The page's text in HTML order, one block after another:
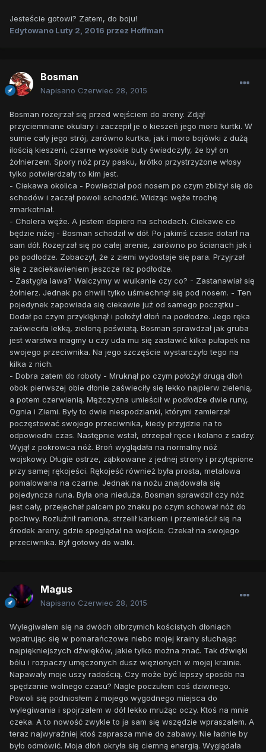
Jesteście gotowi? Zatem, do boju!
Edytowano Luty 2, 2016 przez Hoffman
Bosman
Napisano Czerwiec 28, 2015
Bosman rozejrzał się przed wejściem do areny. Zdjął
przyciemniane okulary i zaczepił je o kieszeń jego moro kurtki. W
sumie cały jego strój, zarówno kurtka, jak i moro bojówki z dużą
ilością kieszeni, czarne wysokie buty świadczyły, że był on
żołnierzem. Spory nóż przy pasku, krótko przystrzyżone włosy
tylko potwierdzały to kim jest.
- Ciekawa okolica - Powiedział pod nosem po czym zbliżył się do
schodów i zaczął powoli schodzić. Widząc węże trochę
zmarkotniał.
- Cholera węże. A jestem dopiero na schodach. Ciekawe co
będzie niżej - Bosman schodził w dół. Po jakimś czasie dotarł na
sam dół. Rozejrzał się po całej arenie, zarówno po ścianach jak i
po podłodze. Zobaczył, że z ziemi wydostaje się para. Przyjrzał
się z zaciekawieniem jeszcze raz podłodze.
- Zastygła lawa? Walczymy w wulkanie czy co? - Zastanawiał się
żołnierz. Jednak po chwili tylko uśmiechnął się pod nosem. - Ten
pojedynek zapowiada się ciekawie już od samego początku -
Dodał po czym przyklęknął i położył dłoń na podłodze. Jego ręka
zaświeciła lekką, zieloną poświatą. Bosman sprawdzał jak gruba
jest warstwa magmy u czy uda mu się zastawić kilka pułapek na
swojego przeciwnika. Na jego szczęście wystarczyło tego na
kilka z nich.
- Dobra zatem do roboty - Mruknął po czym położył drugą dłoń
obok pierwszej obie dłonie zaświeciły się lekko najpierw zielenią,
a potem czerwienią. Mężczyzna umieścił w podłodze dwie runy,
Ognia i Ziemi. Były to dwie niespodzianki, którymi zamierzał
poczęstować swojego przeciwnika, kiedy przyjdzie na to
odpowiedni czas. Następnie wstał, otrzepał ręce i kolano z sadzy.
Wyjął z pokrowca nóż. Broń wyglądała na normalny nóż
wojskowy. Długie ostrze, ząbkowane z jednej strony i przytępione
przy samej rękojeści. Rękojeść również była prosta, metalowa
pomalowana na czarne. Jednak na nożu znajdowała się
pojedyncza runa. Była ona nieduża. Bosman sprawdził czy nóż
jest cały, przejechał palcem po znaku po czym schował nóż do
pochwy. Rozluźnił ramiona, strzelił karkiem i przemieścił się na
środek areny, gdzie spoglądał na wejście. Czekał na swojego
przeciwnika. Był gotowy do walki.
Magus
Napisano Czerwiec 28, 2015
Wylegiwałem się na dwóch olbrzymich kościstych dłoniach
wpatrując się w pomarańczowe niebo mojej krainy słuchając
najpiękniejszych dźwięków, jakie tylko można znać. Tak dźwięki
bólu i rozpaczy umęczonych dusz więzionych w mojej krainie.
Napawały moje uszy radością. Czy może być lepszy sposób na
spędzanie wolnego czasu? Nagle poczułem coś dziwnego.
Powoli się podniosłem z mojego wygodnego miejsca do
wylegiwania i spojrzałem w dół lekko mrużąc oczy. Ktoś na mnie
czeka. A to nowość zwykle to ja sam się wszędzie wpraszałem. A
teraz najwyraźniej ktoś zaprasza mnie do zabawy. Nie ładnie by
było odmówić. Moja dłoń okryła się ciemną energią. Wyglądała